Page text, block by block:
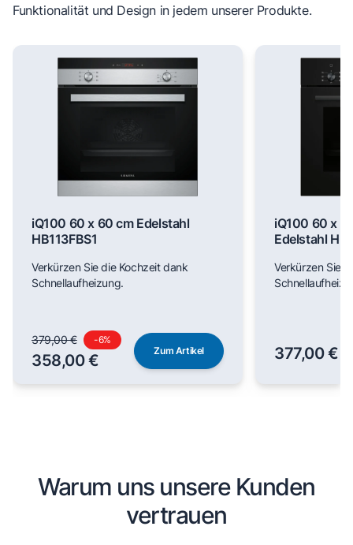
Funktionalität und Design in jedem unserer Produkte.
iQ100 60 x 60 cm Edelstahl
HB113FBS1
Verkürzen Sie die Kochzeit dank
Schnellaufheizung.
379,00 € -6%
358,00 €
Zum Artikel
iQ100 60 x
Edelstahl
Verkürzen Sie
377,00 €
Warum uns unsere Kunden
vertrauen